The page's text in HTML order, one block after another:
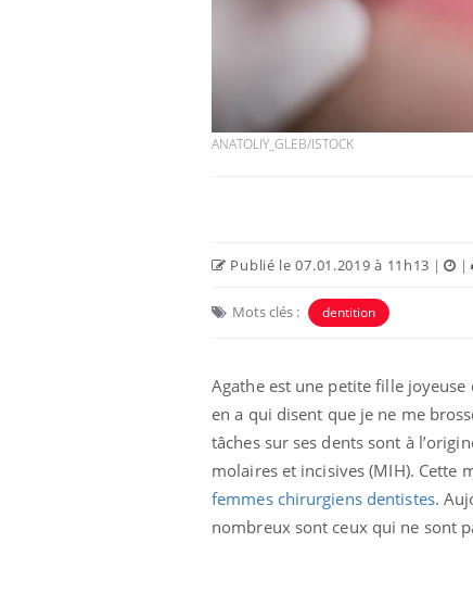
ANATOLIY_GLEB/ISTOCK
Publié le 07.01.2019 à 11h13 | |
Mots clés : dentition
Agathe est une petite fille joyeuse
en a qui disent que je ne me
tâches sur ses dents sont à
molaires et incisives (MIH). Cette
femmes chirurgiens dentistes.
nombreux sont ceux qui ne sont
Fortes chaleurs :
pourquoi le risque de
noyade grimpe-t-il ?